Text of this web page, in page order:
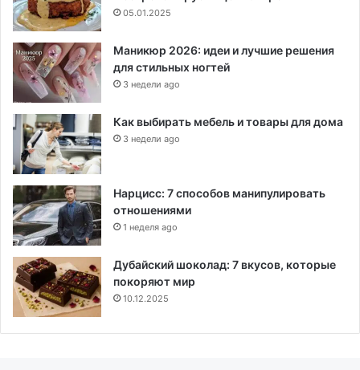
05.01.2025
Маникюр 2026: идеи и лучшие решения
для стильных ногтей
3 недели ago
Как выбирать мебель и товары для дома
3 недели ago
Нарцисс: 7 способов манипулировать
отношениями
1 неделя ago
Дубайский шоколад: 7 вкусов, которые
покоряют мир
10.12.2025